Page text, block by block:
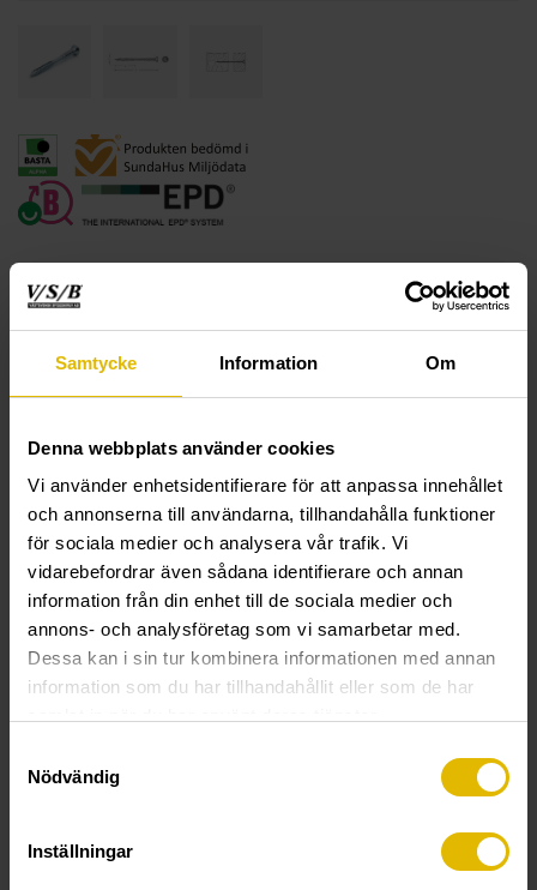
Samtycke Information Om
Denna webbplats använder cookies
Vi använder enhetsidentifierare för att anpassa innehållet
och annonserna till användarna, tillhandahålla funktioner
för sociala medier och analysera vår trafik. Vi
vidarebefordrar även sådana identifierare och annan
information från din enhet till de sociala medier och
annons- och analysföretag som vi samarbetar med.
Dessa kan i sin tur kombinera informationen med annan
information som du har tillhandahållit eller som de har
Nödvändig
Inställningar
Monteringsanvisning
Justeringsskrue
TEKNISK INFORMASJON
Justeringsskrue
Funksjon:Justeringsskrue til montering av karmer til
innerdører samt andre tredetaljer som lekter, bjelker osv.
Overflatebehandling: Elforsinket 5 my, til innendørsbruk.